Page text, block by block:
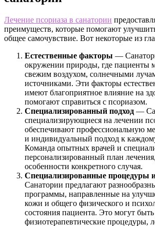
Лечение псориаза в санатории
преимуществ, которые помогают
общее самочувствие. Вот некоторые из
Естественные факторы —
окружении природы, где пациенты
свежим воздухом, солнечными
источниками. Эти факторы
имеют благоприятное влияние на
помогают справиться с псориазом.
Специализированный подход —
специализирующиеся на лечении
обеспечивают профессиональную
и индивидуальный подход к
Команда опытных врачей и
персонализированный план
особенности конкретного случая.
Специализированные процедуры
Санатории предлагают
программы, направленные на
кожи и общего физического и
состояния пациента. Это могут быть
физиотерапевтические процедуры,